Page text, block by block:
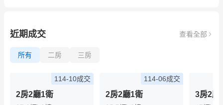
近期成交 查看全部
所有 二房 三房
114-10成交
2房2廳1衛
114-06成交
2房2廳1衛 3房2廳